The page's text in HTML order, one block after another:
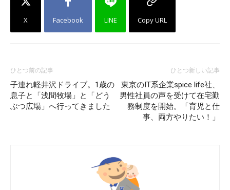
X Facebook LINE Copy URL
ひとつ前の記事
子連れ軽井沢ドライブ。1歳の
息子と「浅間牧場」と「どう
ぶつ広場」へ行ってきました
ひとつ新しい記事
東京のIT系企業spice life社、
男性社員の声を受けて在宅勤
務制度を開始。「育児と仕
事、両方やりたい！」